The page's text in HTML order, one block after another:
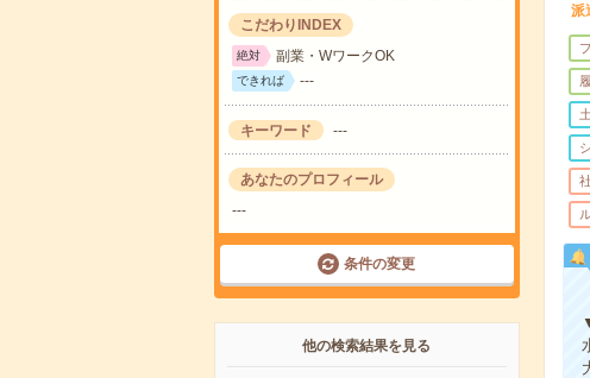
こだわりINDEX
絶対 副業・WワークOK
できれば ---
キーワード ---
あなたのプロフィール
---
条件の変更
他の検索結果を見る
派